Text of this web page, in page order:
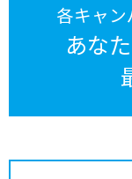
各キャン
あな